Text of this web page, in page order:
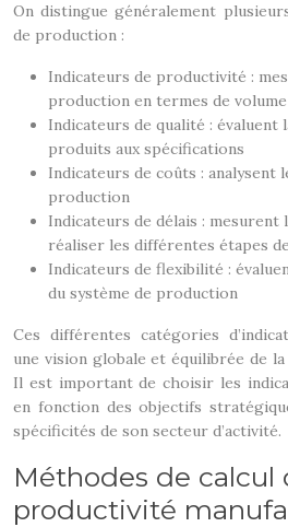
On distingue généralement
de production :
Indicateurs de productivité :
production en termes de
Indicateurs de qualité : évaluent
produits aux spécifications
Indicateurs de coûts : analysent
production
Indicateurs de délais :
réaliser les différentes étapes
Indicateurs de flexibilité :
du système de production
Ces différentes catégories
une vision globale et équilibrée de
Il est important de choisir les
en fonction des objectifs
spécificités de son secteur d’activité.
Méthodes de calcul
productivité